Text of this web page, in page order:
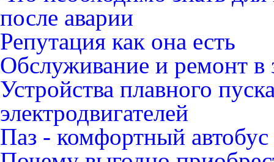
после аварии
Репутация как она есть
Обслуживание и ремонт в
Устройства плавного
электродвигателей
Паз - комфортный